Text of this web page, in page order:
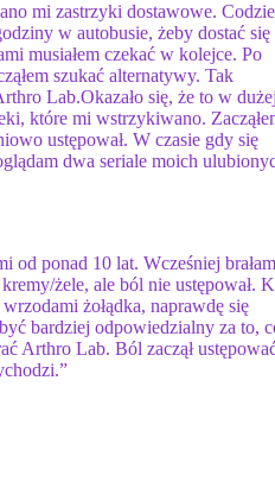
mi zastrzyki dostawowe.
w autobusie, żeby dostać się
musiałem czekać w kolejce. Po
szukać alternatywy. Tak
Lab.Okazało się, że to w
które mi wstrzykiwano.
ustępował. W czasie gdy się
dwa seriale moich
od ponad 10 lat. Wcześniej brałam
kremy/żele, ale ból nie ustępował.
żołądka, naprawdę się
być bardziej odpowiedzialny za to,
Arthro Lab. Ból zaczął